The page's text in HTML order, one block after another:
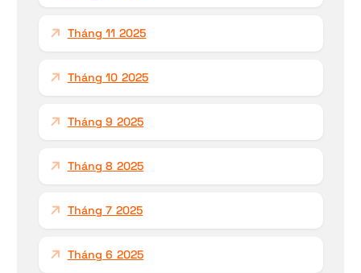
Tháng 11 2025
Tháng 10 2025
Tháng 9 2025
Tháng 8 2025
Tháng 7 2025
Tháng 6 2025